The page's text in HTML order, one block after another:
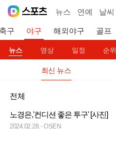
뉴스 연예 날씨
구 야구 해외야구 골프
뉴스 영상 일정 순위
최신 뉴스
전체
노경은,'컨디션 좋은 투구' [사진]
2024.02.28. OSEN